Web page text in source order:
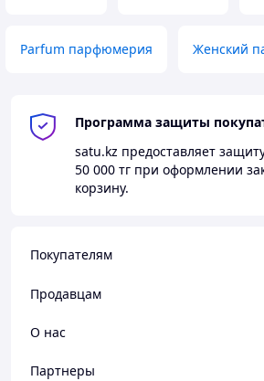
Parfum парфюмерия Женский
Программа защиты
satu.kz предоставляет
50 000 тг при оформлении
корзину.
Покупателям
Продавцам
О нас
Партнеры